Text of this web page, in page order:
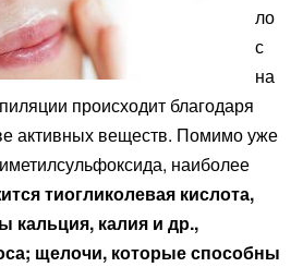
ло
с
на
происходит благодаря
активных веществ. Помимо уже
наиболее
тиогликолевая кислота,
кальция, калия и др.,
щелочи, которые способны